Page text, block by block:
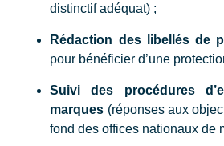
distinctif adéquat) ;
Rédaction des libellés de
pour bénéficier d’une
Suivi des procédures
marques (réponses aux
fond des offices nationaux de